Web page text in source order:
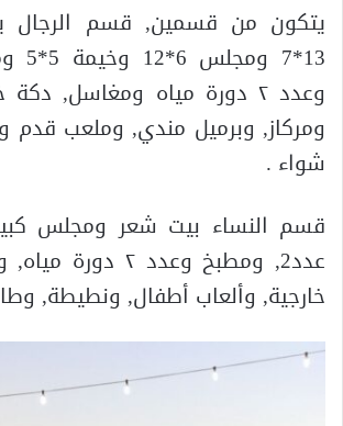
يتكون من قسمين, قسم
وعدد ٢ دورة مياه ومغاسل,
ومركاز, وبرميل مندي, وملعب قدم
شواء .
قسم النساء بيت شعر ومجلس
عدد2, ومطبخ وعدد
خارجية, وألعاب أطفال, ونطيطة,